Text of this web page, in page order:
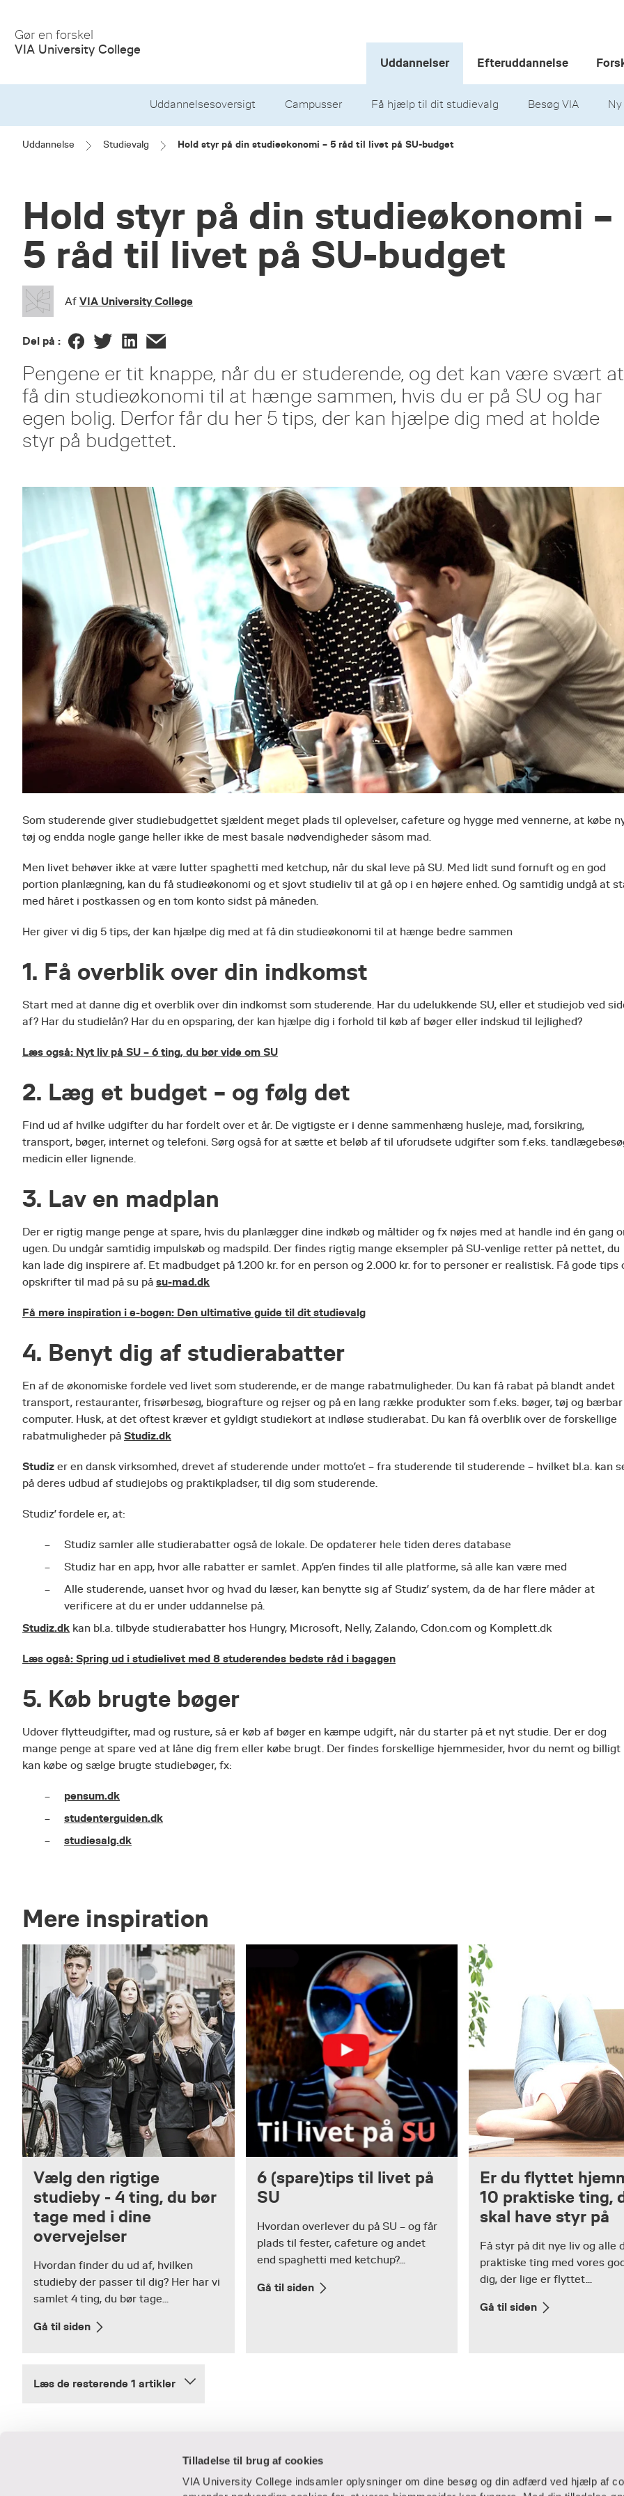
Tilladelse til brug af cookies
VIA University College indsamler oplysninger om dine besøg og din adfærd ved hjælp af
Gør en forskel
VIA University College
Uddannelser
Uddannelsesoversigt Campusser Få hjælp til dit studievalg Besøg VIA
Efteruddannelse
Uddannelse Studievalg Hold styr på din studieøkonomi – 5 råd til livet på SU-budget
Hold styr på din studieøkonomi –
5 råd til livet på SU-budget
Af VIA University College
Del på :
Pengene er tit knappe, når du er studerende, og det kan være svært at
få din studieøkonomi til at hænge sammen, hvis du er på SU og har
egen bolig. Derfor får du her 5 tips, der kan hjælpe dig med at holde
styr på budgettet.
Som studerende giver studiebudgettet sjældent meget plads til oplevelser, cafeture og hygge med vennerne, at købe
tøj og endda nogle gange heller ikke de mest basale nødvendigheder såsom mad.
Men livet behøver ikke at være lutter spaghetti med ketchup, når du skal leve på SU. Med lidt sund fornuft og en god
portion planlægning, kan du få studieøkonomi og et sjovt studieliv til at gå op i en højere enhed. Og samtidig undgå at
med håret i postkassen og en tom konto sidst på måneden.
Her giver vi dig 5 tips, der kan hjælpe dig med at få din studieøkonomi til at hænge bedre sammen
1. Få overblik over din indkomst
Start med at danne dig et overblik over din indkomst som studerende. Har du udelukkende SU, eller et studiejob ved
af? Har du studielån? Har du en opsparing, der kan hjælpe dig i forhold til køb af bøger eller indskud til lejlighed?
Læs også: Nyt liv på SU – 6 ting, du bør vide om SU
2. Læg et budget – og følg det
Find ud af hvilke udgifter du har fordelt over et år. De vigtigste er i denne sammenhæng husleje, mad, forsikring,
transport, bøger, internet og telefoni. Sørg også for at sætte et beløb af til uforudsete udgifter som f.eks.
medicin eller lignende.
3. Lav en madplan
Der er rigtig mange penge at spare, hvis du planlægger dine indkøb og måltider og fx nøjes med at handle ind én gang
ugen. Du undgår samtidig impulskøb og madspild. Der findes rigtig mange eksempler på SU-venlige retter på nettet, du
kan lade dig inspirere af. Et madbudget på 1.200 kr. for en person og 2.000 kr. for to personer er realistisk. Få gode tips
opskrifter til mad på su på su-mad.dk
Få mere inspiration i e-bogen: Den ultimative guide til dit studievalg
4. Benyt dig af studierabatter
En af de økonomiske fordele ved livet som studerende, er de mange rabatmuligheder. Du kan få rabat på blandt andet
transport, restauranter, frisørbesøg, biografture og rejser og på en lang række produkter som f.eks. bøger, tøj og bærbar
computer. Husk, at det oftest kræver et gyldigt studiekort at indløse studierabat. Du kan få overblik over de forskellige
rabatmuligheder på Studiz.dk
Studiz er en dansk virksomhed, drevet af studerende under motto’et – fra studerende til studerende – hvilket bl.a. kan
på deres udbud af studiejobs og praktikpladser, til dig som studerende.
Studiz’ fordele er, at:
Studiz samler alle studierabatter også de lokale. De opdaterer hele tiden deres database
Studiz har en app, hvor alle rabatter er samlet. App’en findes til alle platforme, så alle kan være med
Alle studerende, uanset hvor og hvad du læser, kan benytte sig af Studiz’ system, da de har flere måder at
verificere at du er under uddannelse på.
Studiz.dk kan bl.a. tilbyde studierabatter hos Hungry, Microsoft, Nelly, Zalando, Cdon.com og Komplett.dk
Læs også: Spring ud i studielivet med 8 studerendes bedste råd i bagagen
5. Køb brugte bøger
Udover flytteudgifter, mad og rusture, så er køb af bøger en kæmpe udgift, når du starter på et nyt studie. Der er dog
mange penge at spare ved at låne dig frem eller købe brugt. Der findes forskellige hjemmesider, hvor du nemt og billigt
kan købe og sælge brugte studiebøger, fx:
pensum.dk
studenterguiden.dk
studiesalg.dk
Mere inspiration
Vælg den rigtige
studieby - 4 ting, du bør
tage med i dine
overvejelser
Hvordan finder du ud af, hvilken
studieby der passer til dig? Her har vi
samlet 4 ting, du bør tage...
Gå til siden
6 (spare)tips til livet på
SU
Hvordan overlever du på SU – og får
plads til fester, cafeture og andet
end spaghetti med ketchup?...
Gå til siden
Er du flyttet
10 praktiske ting,
skal have styr på
Få styr på dit nye liv og alle
praktiske ting med vores
dig, der lige er flyttet...
Gå til siden
Læs de resterende 1 artikler